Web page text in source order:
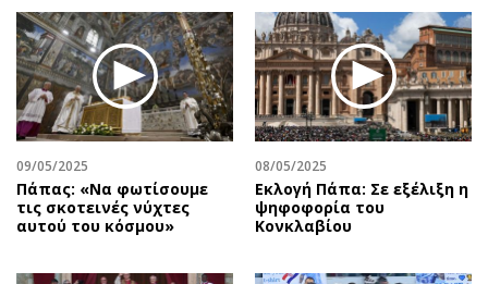
09/05/2025
Πάπας: «Να φωτίσουμε
τις σκοτεινές νύχτες
αυτού του κόσμου»
08/05/2025
Εκλογή Πάπα: Σε εξέλιξη η
ψηφοφορία του
Κονκλαβίου